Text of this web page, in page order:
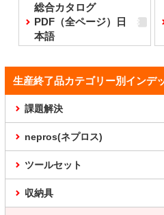
総合カタログ
PDF（全ページ）日
本語
生産終了品カテゴリー別インデ
課題解決
nepros(ネプロス)
ツールセット
収納具